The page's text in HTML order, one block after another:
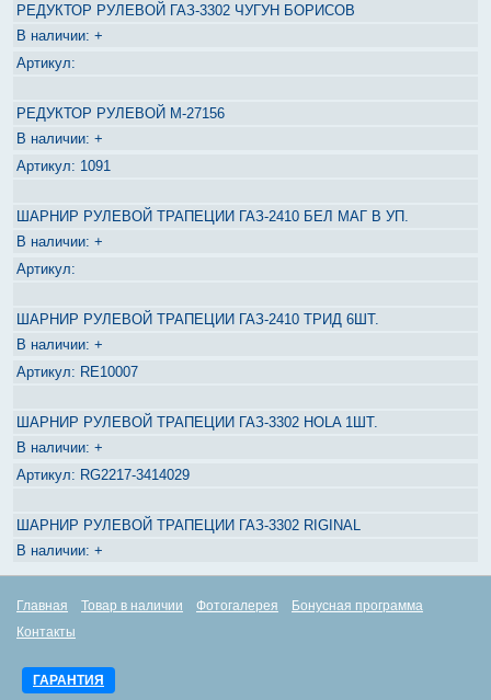
РЕДУКТОР РУЛЕВОЙ ГАЗ-3302 ЧУГУН БОРИСОВ
+
РЕДУКТОР РУЛЕВОЙ М-27156
+
1091
ШАРНИР РУЛЕВОЙ ТРАПЕЦИИ ГАЗ-2410 БЕЛ МАГ В УП.
+
ШАРНИР РУЛЕВОЙ ТРАПЕЦИИ ГАЗ-2410 ТРИД 6ШТ.
+
RE10007
ШАРНИР РУЛЕВОЙ ТРАПЕЦИИ ГАЗ-3302 HOLA 1ШТ.
+
RG2217-3414029
ШАРНИР РУЛЕВОЙ ТРАПЕЦИИ ГАЗ-3302 RIGINAL
+
Главная Товар в наличии Фотогалерея
Бонусная программа
Контакты
ГАРАНТИЯ